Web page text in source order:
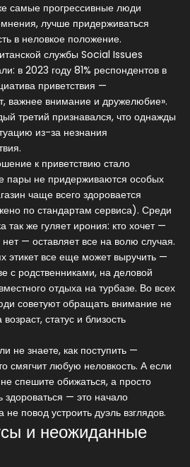
самые прогрессивные люди
лучше придерживаться
в неловкое положение.
службы Social Issues
в 2023 году 81% респондентов в
приветствия —
важнее внимание и дружелюбие».
третий признавался, что однажды
из-за незнания
к приветствию стало
пары не придерживаются особых
чаще всего здоровается
по стандартам сервиса). Среди
так же гуляет ирония: кто хочет —
— оставляет все на волю случая.
этикет все еще может выручить —
с родственниками, на деловой
отдыха на турбазе. Во всех
советуют обращать внимание не
статус и близость
не знаете, как поступить —
смягчит любую неловкость. А если
спешите обижаться, а просто
— это начало
не повод устроить дуэль взглядов.
и неожиданные